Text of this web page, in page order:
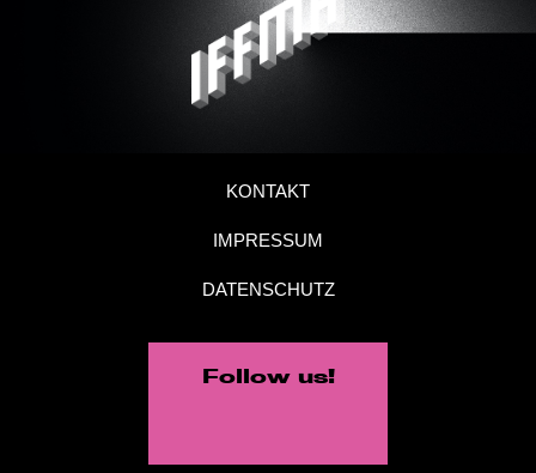
KONTAKT
IMPRESSUM
DATENSCHUTZ
Follow us!